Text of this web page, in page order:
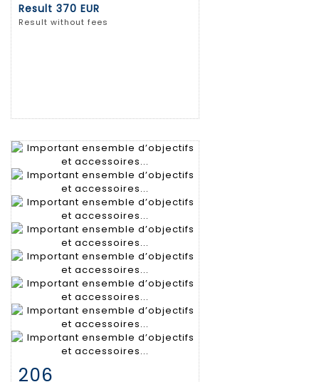
Result 370 EUR
Result without fees
Item detail
206